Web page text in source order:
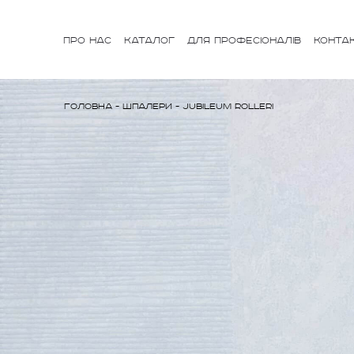
ПРО НАС КАТАЛОГ ДЛЯ ПРОФЕСІОНАЛІВ
Головна- Шпалери - Jubileum Rolleri